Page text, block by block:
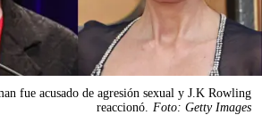
fue acusado de agresión sexual y J.K Rowling
reaccionó.
Foto: Getty Images